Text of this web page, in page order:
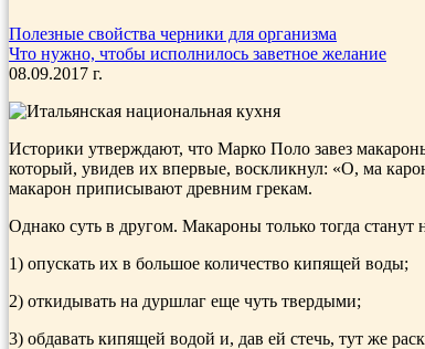
Полезные свойства черники для организма
Что нужно, чтобы исполнилось заветное желание
08.09.2017 г.
Историки утверждают, что Марко Поло завез
который, увидев их впервые, воскликнул: «О, ма
макарон приписывают древним грекам.
Однако суть в другом. Макароны только тогда станут
1) опускать их в большое количество кипящей воды;
2) откидывать на дуршлаг еще чуть твердыми;
3) обдавать кипящей водой и, дав ей стечь, тут же